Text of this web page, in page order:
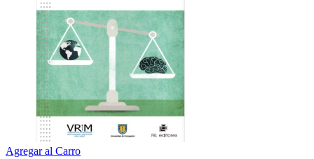
Agregar al Carro